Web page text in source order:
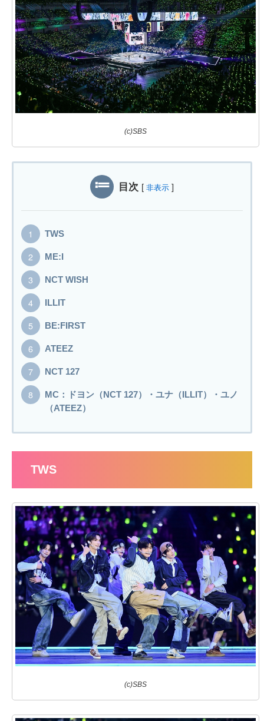
(c)SBS
目次 [ 非表示 ]
TWS
ME:I
NCT WISH
ILLIT
BE:FIRST
ATEEZ
NCT 127
MC：ドヨン（NCT 127）・ユナ（ILLIT）・ユノ
（ATEEZ）
TWS
(c)SBS